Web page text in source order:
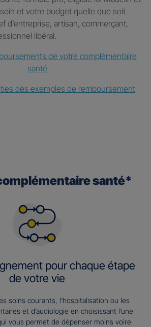
et votre budget quelle que soit
d’entreprise, artisan, commerçant,
libéral.
de votre complémentaire
santé
des exemples de remboursement
santé*
pour chaque étape
de votre vie
soins courants, l’hospitalisation ou les
et d’audiologie en choisissant l’une
vous permet de dépenser moins voire